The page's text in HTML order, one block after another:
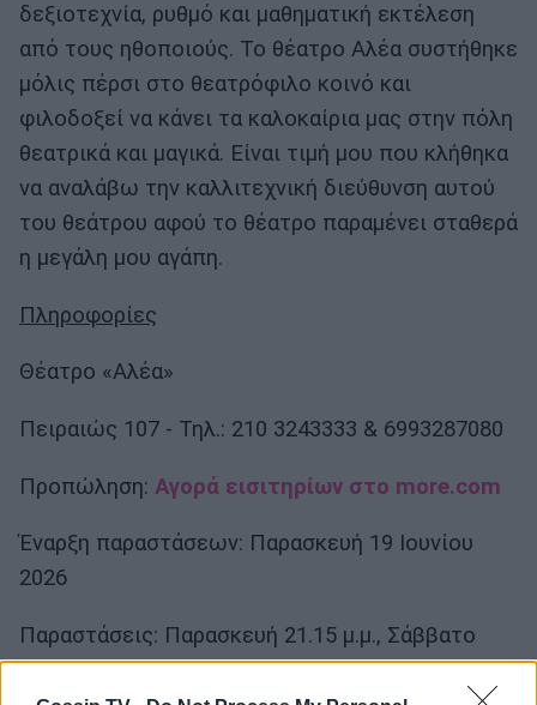
δεξιοτεχνία, ρυθμό και μαθηματική εκτέλεση
από τους ηθοποιούς. Το θέατρο Αλέα συστήθηκε
μόλις πέρσι στο θεατρόφιλο κοινό και
φιλοδοξεί να κάνει τα καλοκαίρια μας στην πόλη
θεατρικά και μαγικά. Είναι τιμή μου που κλήθηκα
να αναλάβω την καλλιτεχνική διεύθυνση αυτού
του θεάτρου αφού το θέατρο παραμένει σταθερά
η μεγάλη μου αγάπη.
Πληροφορίες
Θέατρο «Αλέα»
Πειραιώς 107 - Τηλ.: 210 3243333 & 6993287080
Προπώληση: Αγορά εισιτηρίων στο more.com
Έναρξη παραστάσεων: Παρασκευή 19 Ιουνίου
2026
Παραστάσεις: Παρασκευή 21.15 μ.μ., Σάββατο
στις 21.15 μ.μ., Κυριακή στις 21.15 μ.μ.